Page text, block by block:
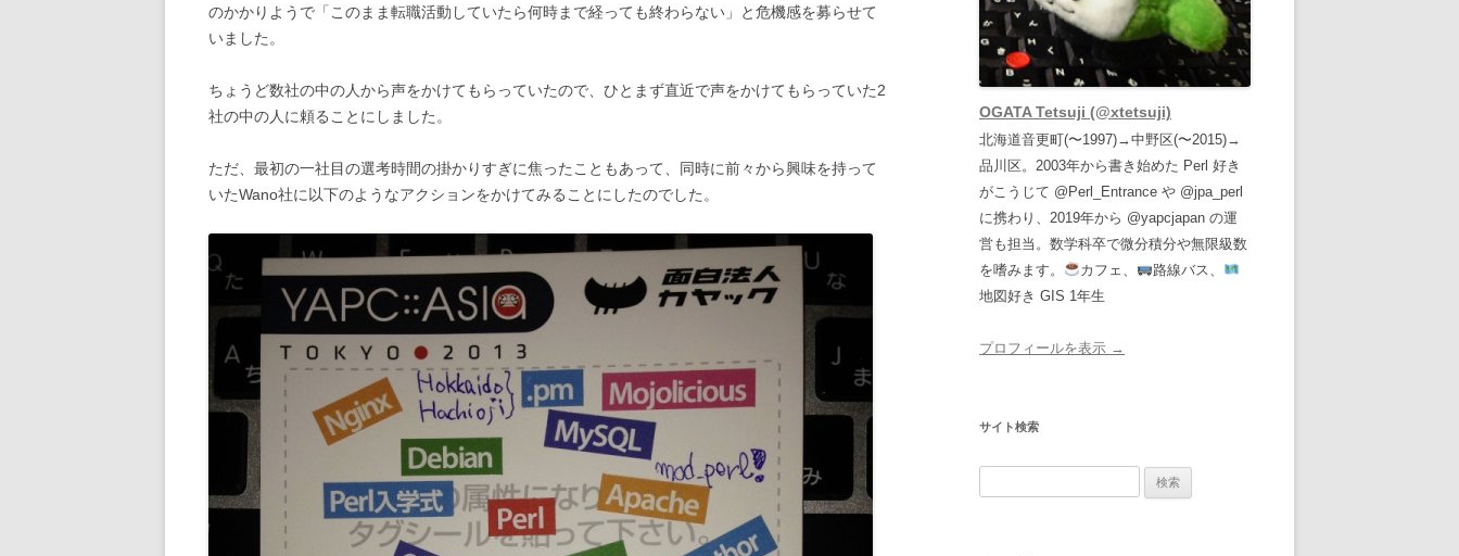
のかかりようで「このまま転職活動していたら何時まで経っても終わらない」と危機感を募らせて
いました。
ちょうど数社の中の人から声をかけてもらっていたので、ひとまず直近で声をかけてもらっていた2
社の中の人に頼ることにしました。
ただ、最初の一社目の選考時間の掛かりすぎに焦ったこともあって、同時に前々から興味を持って
いたWano社に以下のようなアクションをかけてみることにしたのでした。
OGATA Tetsuji (@xtetsuji)
北海道音更町(〜1997)→中野区(〜2015)→
品川区。2003年から書き始めた Perl 好き
がこうじて @Perl_Entrance や @jpa_perl
に携わり、2019年から @yapcjapan の運
営も担当。数学科卒で微分積分や無限級数
を嗜みます。
カフェ、
路線バス、
地図好き GIS 1年生
プロフィールを表示 →
サイト検索